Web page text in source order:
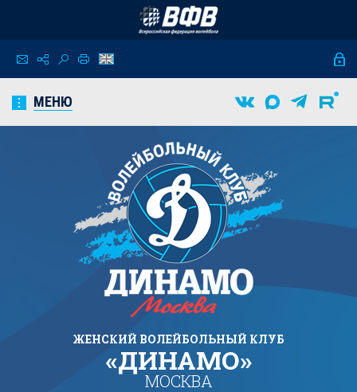
МЕНЮ
ЖЕНСКИЙ ВОЛЕЙБОЛЬНЫЙ КЛУБ
«ДИНАМО»
МОСКВА